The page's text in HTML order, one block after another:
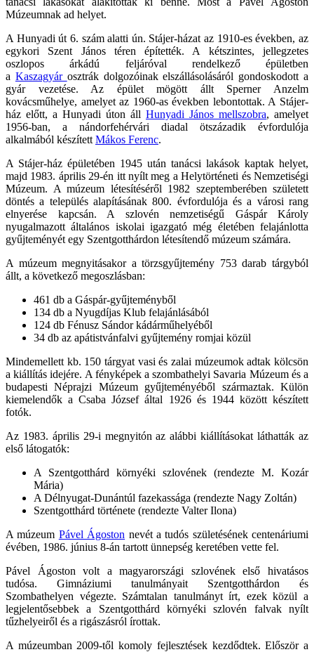
Múzeumnak ad helyet.
A Hunyadi út 6. szám alatti ún. Stájer-házat az 1910-es években, az
egykori Szent János téren építették. A kétszintes, jellegzetes
oszlopos árkádú feljáróval rendelkező épületben
a Kaszagyár osztrák dolgozóinak elszállásolásáról gondoskodott a
gyár vezetése. Az épület mögött állt Sperner Anzelm
kovácsműhelye, amelyet az 1960-as években lebontottak. A Stájer-
ház előtt, a Hunyadi úton áll Hunyadi János mellszobra, amelyet
1956-ban, a nándorfehérvári diadal ötszázadik évfordulója
alkalmából készített Mákos Ferenc.
A Stájer-ház épületében 1945 után tanácsi lakások kaptak helyet,
majd 1983. április 29-én itt nyílt meg a Helytörténeti és Nemzetiségi
Múzeum. A múzeum létesítéséről 1982 szeptemberében született
döntés a település alapításának 800. évfordulója és a városi rang
elnyerése kapcsán. A szlovén nemzetiségű Gáspár Károly
nyugalmazott általános iskolai igazgató még életében felajánlotta
gyűjteményét egy Szentgotthárdon létesítendő múzeum számára.
A múzeum megnyitásakor a törzsgyűjtemény 753 darab tárgyból
állt, a következő megoszlásban:
461 db a Gáspár-gyűjteményből
134 db a Nyugdíjas Klub felajánlásából
124 db Fénusz Sándor kádárműhelyéből
34 db az apátistvánfalvi gyűjtemény romjai közül
Mindemellett kb. 150 tárgyat vasi és zalai múzeumok adtak kölcsön
a kiállítás idejére. A fényképek a szombathelyi Savaria Múzeum és a
budapesti Néprajzi Múzeum gyűjteményéből származtak. Külön
kiemelendők a Csaba József által 1926 és 1944 között készített
fotók.
Az 1983. április 29-i megnyitón az alábbi kiállításokat láthatták az
első látogatók:
A Szentgotthárd környéki szlovének (rendezte M. Kozár
Mária)
A Délnyugat-Dunántúl fazekassága (rendezte Nagy Zoltán)
Szentgotthárd története (rendezte Valter Ilona)
A múzeum Pável Ágoston nevét a tudós születésének centenáriumi
évében, 1986. június 8-án tartott ünnepség keretében vette fel.
Pável Ágoston volt a magyarországi szlovének első hivatásos
tudósa. Gimnáziumi tanulmányait Szentgotthárdon és
Szombathelyen végezte. Számtalan tanulmányt írt, ezek közül a
legjelentősebbek a Szentgotthárd környéki szlovén falvak nyílt
tűzhelyeiről és a rigászásról írottak.
A múzeumban 2009-től komoly fejlesztések kezdődtek. Először a